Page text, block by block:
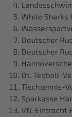
White Sharks
Deutscher
Deutscher
Dt. Teqball-
Tischtennis-
Sparkasse
VfL Eintracht